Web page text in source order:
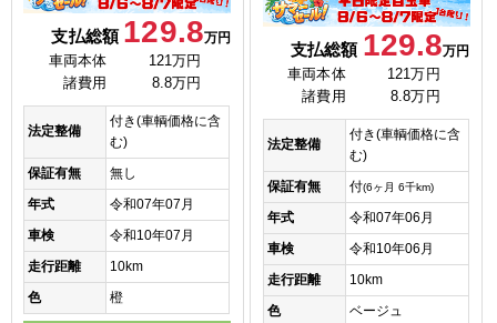
支払総額 129.8万円
車両本体
121万円
諸費用
8.8万円
法定整備
付き(車輌価格に含
む)
保証有無
無し
年式
令和07年07月
車検
令和10年07月
走行距離
10km
色
橙
支払総額 129.8万円
車両本体
121万円
諸費用
8.8万円
法定整備
付き(車輌価格に含
む)
保証有無
付(6ヶ月 6千km)
年式
令和07年06月
車検
令和10年06月
走行距離
10km
色
ベージュ